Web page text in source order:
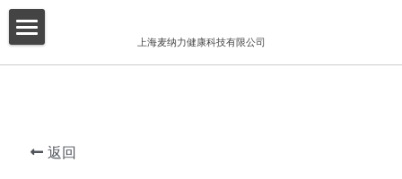
上海麦纳力健康科技有限公司
首页
产品介绍
返回
博客分类